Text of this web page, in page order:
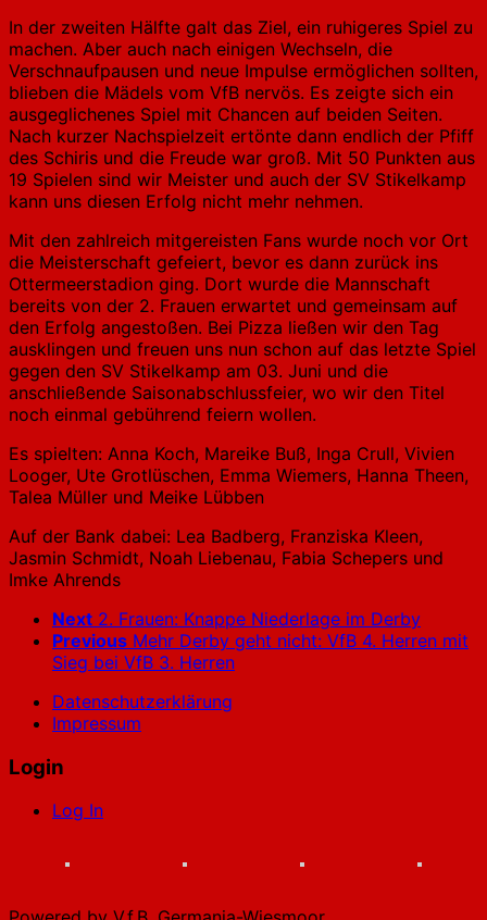
In der zweiten Hälfte galt das Ziel, ein ruhigeres Spiel zu
machen. Aber auch nach einigen Wechseln, die
Verschnaufpausen und neue Impulse ermöglichen sollten,
blieben die Mädels vom VfB nervös. Es zeigte sich ein
ausgeglichenes Spiel mit Chancen auf beiden Seiten.
Nach kurzer Nachspielzeit ertönte dann endlich der Pfiff
des Schiris und die Freude war groß. Mit 50 Punkten aus
19 Spielen sind wir Meister und auch der SV Stikelkamp
kann uns diesen Erfolg nicht mehr nehmen.
Mit den zahlreich mitgereisten Fans wurde noch vor Ort
die Meisterschaft gefeiert, bevor es dann zurück ins
Ottermeerstadion ging. Dort wurde die Mannschaft
bereits von der 2. Frauen erwartet und gemeinsam auf
den Erfolg angestoßen. Bei Pizza ließen wir den Tag
ausklingen und freuen uns nun schon auf das letzte Spiel
gegen den SV Stikelkamp am 03. Juni und die
anschließende Saisonabschlussfeier, wo wir den Titel
noch einmal gebührend feiern wollen.
Es spielten: Anna Koch, Mareike Buß, Inga Crull, Vivien
Looger, Ute Grotlüschen, Emma Wiemers, Hanna Theen,
Talea Müller und Meike Lübben
Auf der Bank dabei: Lea Badberg, Franziska Kleen,
Jasmin Schmidt, Noah Liebenau, Fabia Schepers und
Imke Ahrends
Next 2. Frauen: Knappe Niederlage im Derby
Previous Mehr Derby geht nicht: VfB 4. Herren mit
Sieg bei VfB 3. Herren
Datenschutzerklärung
Impressum
Login
Log In